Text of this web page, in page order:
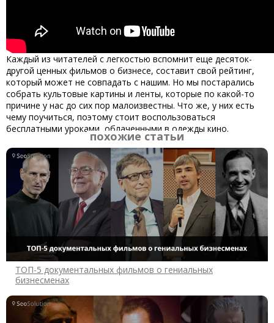
Каждый из читателей с легкостью вспомнит еще десяток-
другой ценных фильмов о бизнесе, составит свой рейтинг,
который может не совпадать с нашим. Но мы постарались
собрать культовые картины и ленты, которые по какой-то
причине у нас до сих пор малоизвестны. Что же, у них есть
чему поучиться, поэтому стоит воспользоваться
бесплатными уроками, облаченными в одежды кино.
похожие статьи
ТОП-5 документальных фильмов о гениальных
бизнесменах